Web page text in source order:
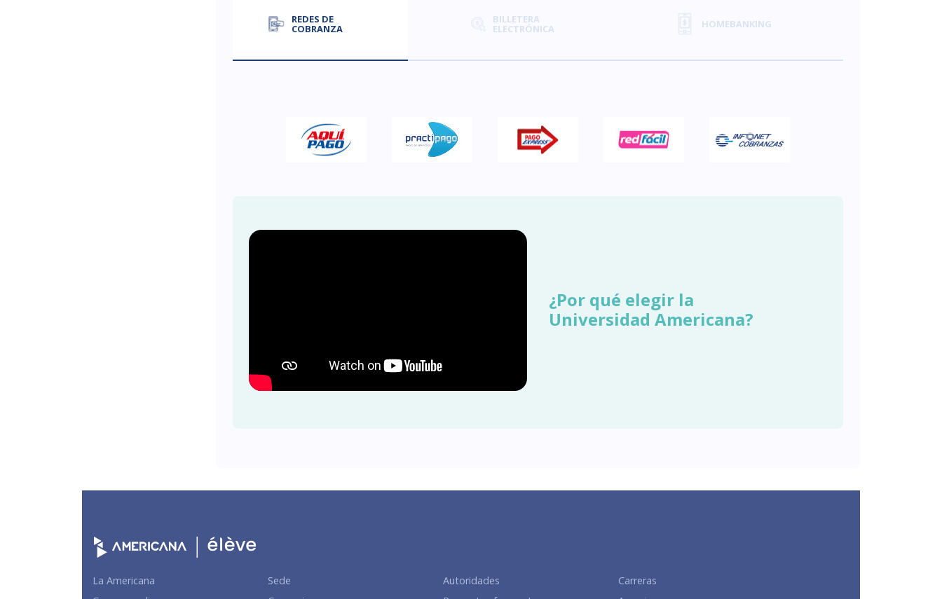
REDES DE
COBRANZA
BILLETERA
ELECTRÓNICA HOMEBANKING
¿Por qué elegir la
Universidad Americana?
La Americana Sede Autoridades
Carreras